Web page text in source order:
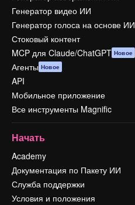
Генератор видео ИИ
Генератор голоса на основе ИИ
Стоковый контент
MCP для Claude/ChatGPT Новое
Агенты Новое
API
Мобильное приложение
Все инструменты Magnific
Начать
Academy
Документация по Пакету ИИ
Служба поддержки
Условия и положения